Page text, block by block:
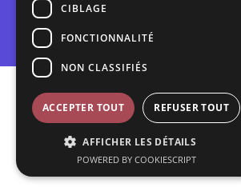
Politique de confidentialité
Plan du site
CIBLAGE
FONCTIONNALITÉ
NON CLASSIFIÉS
ACCEPTER TOUT REFUSER TOUT
AFFICHER LES DÉTAILS
POWERED BY COOKIESCRIPT